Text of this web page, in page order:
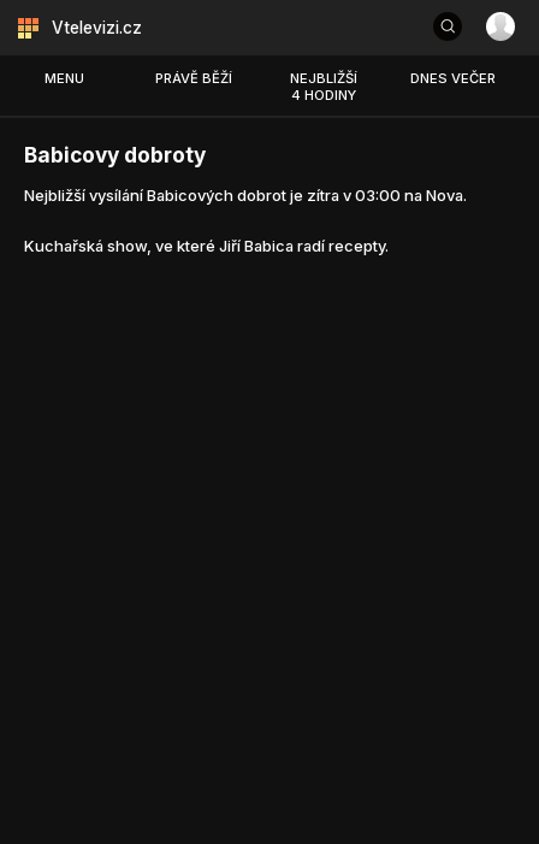
Vtelevizi.cz
MENU PRÁVĚ BĚŽÍ
NEJBLIŽŠÍ
4 HODINY
DNES VEČER
Babicovy dobroty
Nejbližší vysílání Babicových dobrot je zítra v 03:00 na Nova.
Kuchařská show, ve které Jiří Babica radí recepty.